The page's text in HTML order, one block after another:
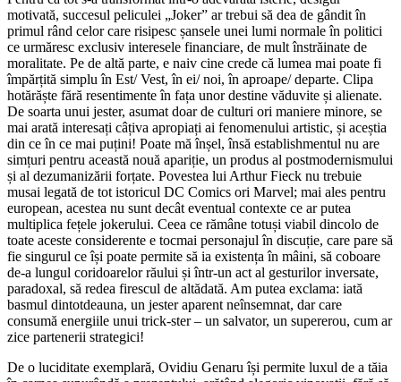
motivată, succesul peliculei „Joker” ar trebui să dea de gândit în
primul rând celor care risipesc șansele unei lumi normale în politici
ce urmăresc exclusiv interesele financiare, de mult înstrăinate de
moralitate. Pe de altă parte, e naiv cine crede că lumea mai poate fi
împărțită simplu în Est/ Vest, în ei/ noi, în aproape/ departe. Clipa
hotărăște fără resentimente în fața unor destine văduvite și alienate.
De soarta unui jester, asumat doar de culturi ori maniere minore, se
mai arată interesați câțiva apropiați ai fenomenului artistic, și aceștia
din ce în ce mai puțini! Poate mă înșel, însă establishmentul nu are
simțuri pentru această nouă apariție, un produs al postmodernismului
și al dezumanizării forțate. Povestea lui Arthur Fieck nu trebuie
musai legată de tot istoricul DC Comics ori Marvel; mai ales pentru
european, acestea nu sunt decât eventual contexte ce ar putea
multiplica fețele jokerului. Ceea ce rămâne totuși viabil dincolo de
toate aceste considerente e tocmai personajul în discuție, care pare să
fie singurul ce își poate permite să ia existența în mâini, să coboare
de-a lungul coridoarelor răului și într-un act al gesturilor inversate,
paradoxal, să redea firescul de altădată. Am putea exclama: iată
basmul dintotdeauna, un jester aparent neînsemnat, dar care
consumă energiile unui trick-ster – un salvator, un supererou, cum ar
zice partenerii strategici!
De o luciditate exemplară, Ovidiu Genaru își permite luxul de a tăia